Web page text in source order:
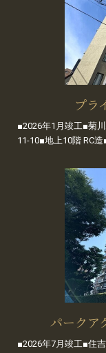
プラ
■2026年1月竣工■菊
11-10■地上10階 RC
パークア
■2026年7月竣工■住